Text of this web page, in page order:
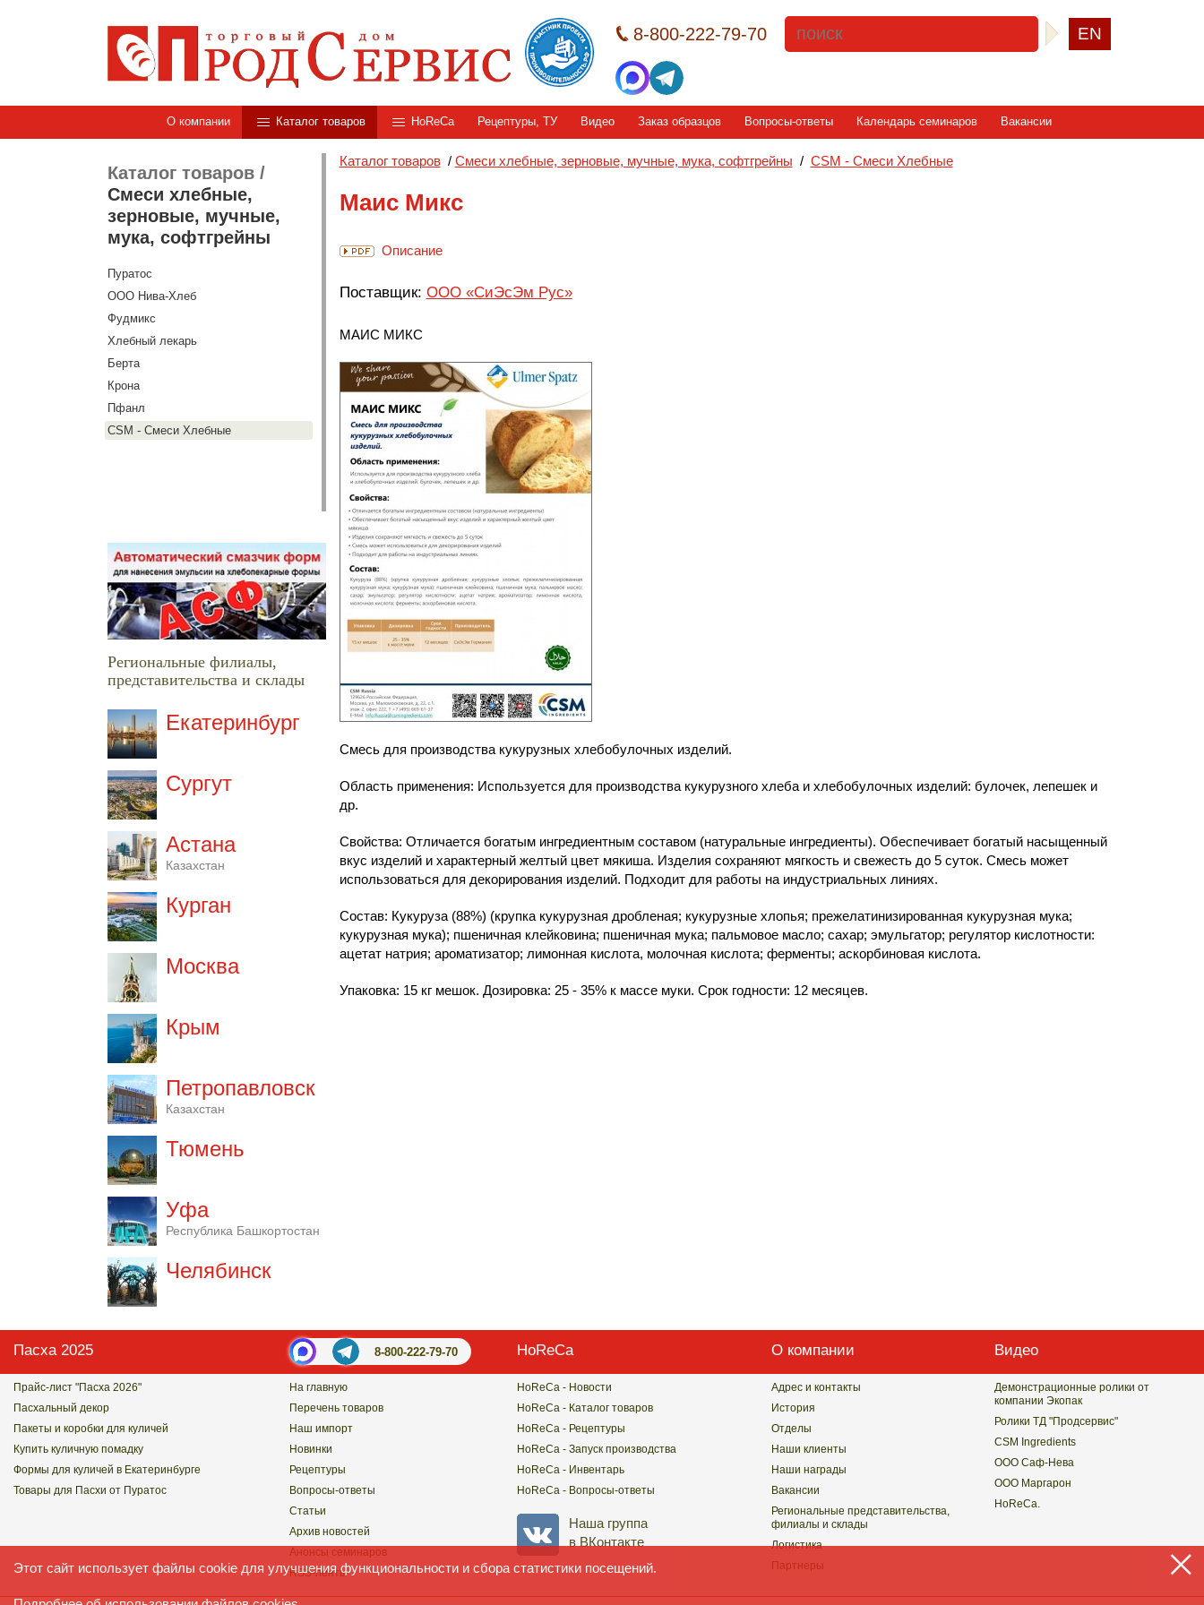
8-800-222-79-70 EN
О компании Каталог товаров HoReCa Рецептуры, ТУ Видео Заказ образцов Вопросы-ответы Календарь семинаров Вакансии
Каталог товаров/
Смеси хлебные,
зерновые, мучные,
мука, софтгрейны
Пуратос
ООО Нива-Хлеб
Фудмикс
Хлебный лекарь
Берта
Крона
Пфанл
CSM - Смеси Хлебные
Региональные филиалы,
представительства и склады
Екатеринбург
Сургут
Астана
Казахстан
Курган
Москва
Крым
Петропавловск
Казахстан
Тюмень
Уфа
Республика Башкортостан
Челябинск
Каталог товаров/ Смеси хлебные, зерновые, мучные, мука, софтгрейны / CSM - Смеси Хлебные
Маис Микс
Описание
Поставщик: ООО «СиЭсЭм Рус»
МАИС МИКС
Смесь для производства кукурузных хлебобулочных изделий.
Область применения: Используется для производства кукурузного хлеба и хлебобулочных изделий: булочек, лепешек и
др.
Свойства: Отличается богатым ингредиентным составом (натуральные ингредиенты). Обеспечивает богатый насыщенный
вкус изделий и характерный желтый цвет мякиша. Изделия сохраняют мягкость и свежесть до 5 суток. Смесь может
использоваться для декорирования изделий. Подходит для работы на индустриальных линиях.
Состав: Кукуруза (88%) (крупка кукурузная дробленая; кукурузные хлопья; прежелатинизированная кукурузная мука;
кукурузная мука); пшеничная клейковина; пшеничная мука; пальмовое масло; сахар; эмульгатор; регулятор кислотности:
ацетат натрия; ароматизатор; лимонная кислота, молочная кислота; ферменты; аскорбиновая кислота.
Упаковка: 15 кг мешок. Дозировка: 25 - 35% к массе муки. Срок годности: 12 месяцев.
Пасха 2025 8-800-222-79-70 HoReCa О компании Видео
Прайс-лист "Пасха 2026"
Пасхальный декор
Пакеты и коробки для куличей
Купить куличную помадку
Формы для куличей в Екатеринбурге
Товары для Пасхи от Пуратос
На главную
Перечень товаров
Наш импорт
Новинки
Рецептуры
Вопросы-ответы
Статьи
Архив новостей
Анонсы семинаров
RSS-ленты
HoReCa - Новости
HoReCa - Каталог товаров
HoReCa - Рецептуры
HoReCa - Запуск производства
HoReCa - Инвентарь
HoReCa - Вопросы-ответы
Наша группа
в ВКонтакте
Адрес и контакты
История
Отделы
Наши клиенты
Наши награды
Вакансии
Региональные представительства,
филиалы и склады
Логистика
Партнеры
Демонстрационные ролики от
компании Экопак
Ролики ТД "Продсервис"
CSM Ingredients
ООО Саф-Нева
ООО Маргарон
HoReCa.
Этот сайт использует файлы cookie для улучшения функциональности и сбора статистики посещений.